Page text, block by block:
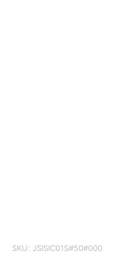
SKU: JSISIC01S#50#000